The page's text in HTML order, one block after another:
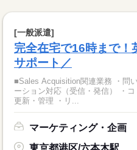
[一般派遣]
完全在宅で16時まで！
サポート／
■Sales Acquisition関連業務 ・問
ーション対応（受信・発信） ・
更新・管理 ・リ...
マーケティング・企画
東京都港区/六本木駅